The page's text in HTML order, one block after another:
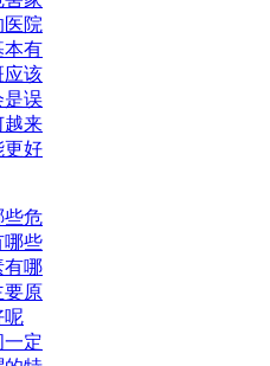
院
本有
应该
是误
越来
更好
些危
哪些
有哪
要原
呢
一定